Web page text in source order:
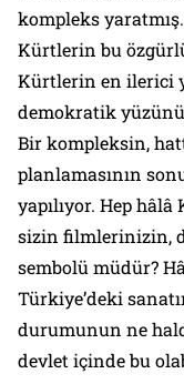
kompleks
Kürtlerin bu
Kürtlerin en ilerici
demokratik yüzünü
Bir kompleksin,
planlamasının
yapılıyor. Hep
sizin filmlerinizin,
sembolü müdür?
Türkiye’deki
durumunun ne
devlet içinde bu